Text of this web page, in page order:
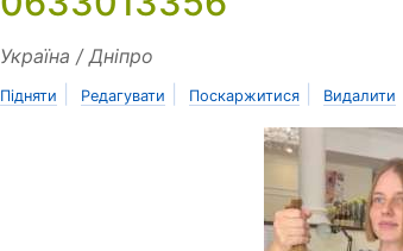
Україна / Дніпро
Підняти Редагувати Поскаржитися Видалити